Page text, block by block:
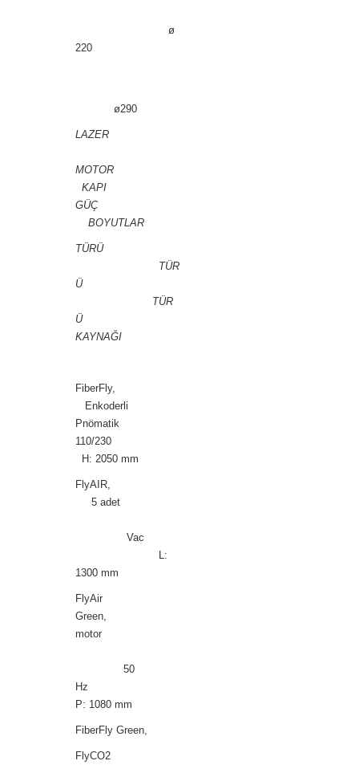
ø
220
ø290
LAZER
MOTOR
KAPI
GÜÇ
BOYUTLAR
TÜRÜ
TÜR
Ü
TÜR
Ü
KAYNAĞI
FiberFly,
Enkoderli
Pnömatik
110/230
H: 2050 mm
FlyAIR,
5 adet
Vac
L:
1300 mm
FlyAir
Green,
motor
50
Hz
P: 1080 mm
FiberFly Green,
FlyCO2